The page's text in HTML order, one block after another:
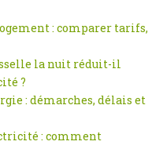
: comparer tarifs,
la nuit réduit-il
?
: démarches, délais et
: comment